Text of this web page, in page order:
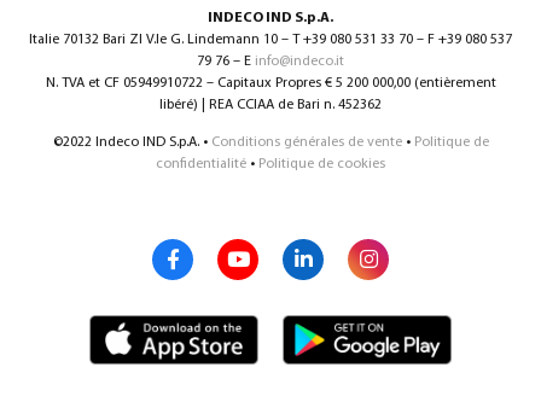
Français
INDECO IND S.p.A.
Italie 70132 Bari ZI V.le G. Lindemann 10 – T +39 080 531 33 70 – F +39 080 537
79 76 – E info@indeco.it
N. TVA et CF 05949910722 – Capitaux Propres € 5 200 000,00 (entièrement
libéré) | REA CCIAA de Bari n. 452362
©2022 Indeco IND S.p.A. • Conditions générales de vente• Politique de
confidentialité • Politique de cookies